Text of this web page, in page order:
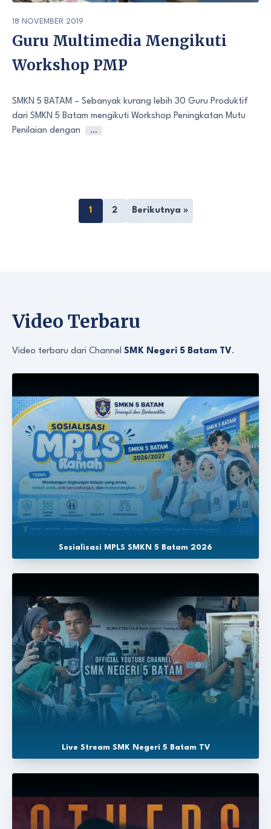
18 NOVEMBER 2019
Guru Multimedia Mengikuti
Workshop PMP
SMKN 5 BATAM – Sebanyak kurang lebih 30 Guru Produktif
dari SMKN 5 Batam mengikuti Workshop Peningkatan Mutu
Penilaian dengan
…
1 2 Berikutnya »
Video Terbaru
Video terbaru dari Channel SMK Negeri 5 Batam TV.
Sosialisasi MPLS SMKN 5 Batam 2026
Live Stream SMK Negeri 5 Batam TV